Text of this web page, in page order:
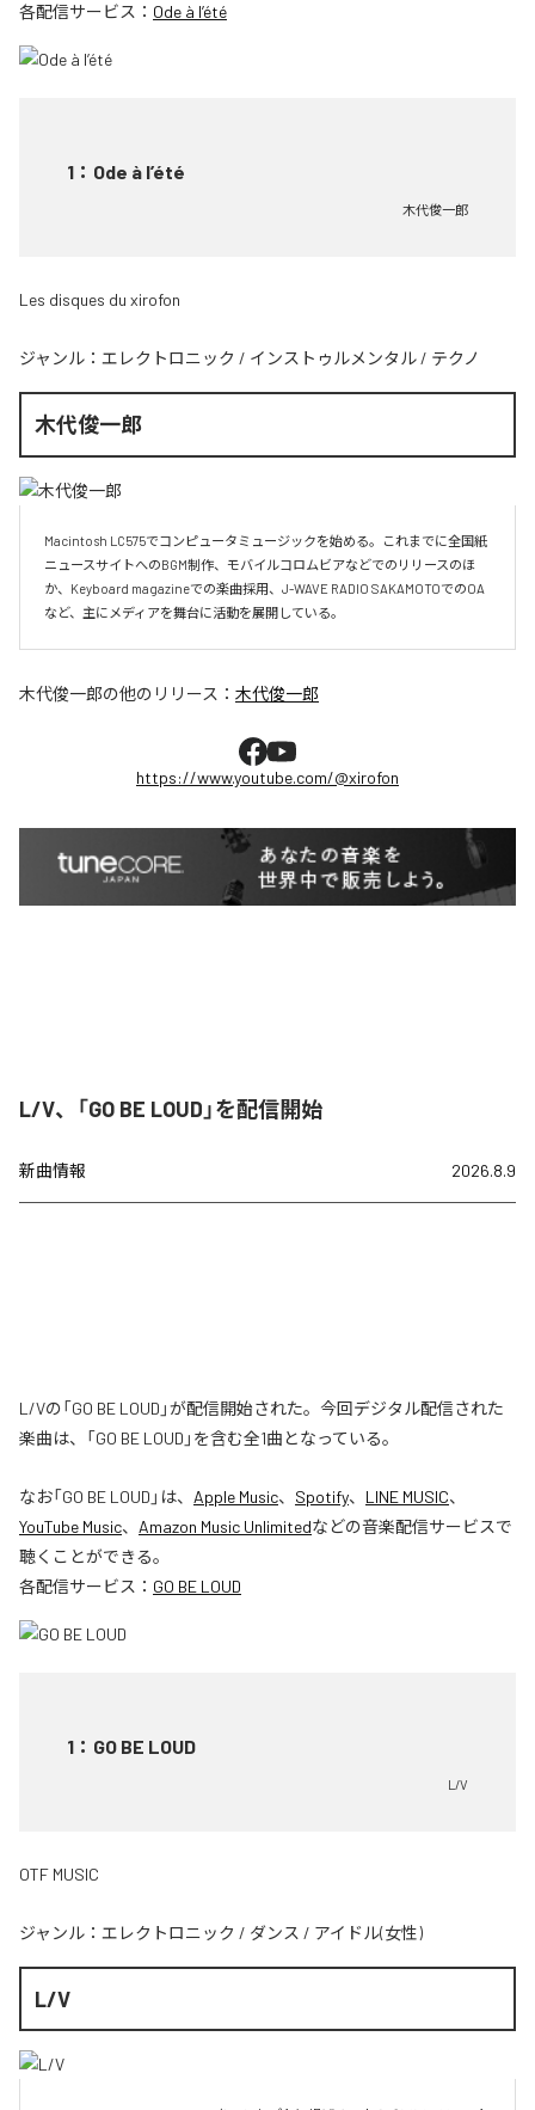
各配信サービス： Ode à l’été
1 ： Ode à l’été
木代俊一郎
Les disques du xirofon
ジャンル： エレクトロニック / インストゥルメンタル / テクノ
木代俊一郎
Macintosh LC575でコンピュータミュージックを始める。これまでに全国紙
ニュースサイトへのBGM制作、モバイルコロムビアなどでのリリースのほ
か、Keyboard magazineでの楽曲採用、J-WAVE RADIO SAKAMOTOでのOA
など、主にメディアを舞台に活動を展開している。
木代俊一郎の他のリリース： 木代俊一郎
https://www.youtube.com/@xirofon
L/V、「GO BE LOUD」を配信開始
新曲情報 2026.8.9
L/Vの「GO BE LOUD」が配信開始された。今回デジタル配信された
楽曲は、「GO BE LOUD」を含む全1曲となっている。
なお「GO BE LOUD 」は、 Apple Music、 Spotify、 LINE MUSIC、
YouTube Music、 Amazon Music Unlimitedなどの音楽配信サービスで
聴くことができる。
各配信サービス： GO BE LOUD
1 ： GO BE LOUD
L/V
OTF MUSIC
ジャンル： エレクトロニック / ダンス / アイドル(女性)
L/V